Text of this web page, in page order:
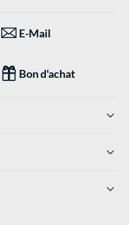
E-Mail
Bon d'achat